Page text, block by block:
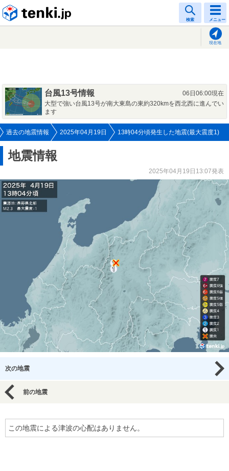
検索 メニュー
現在地
台風13号情報
06日06:00現在
大型で強い台風13号が南大東島の東約320kmを西北西に進んでい
ます
過去の地震情報 2025年04月19日 13時04分頃発生した地震(最大震度1)
地震情報
2025年04月19日13:07発表
次の地震
前の地震
この地震による津波の心配はありません。